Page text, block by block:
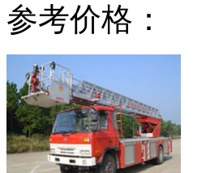
参考价格：